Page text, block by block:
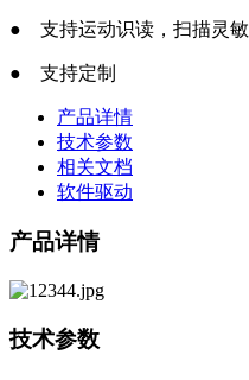
● 支持运动识读，扫描灵敏
● 支持定制
产品详情
技术参数
相关文档
软件驱动
产品详情
技术参数